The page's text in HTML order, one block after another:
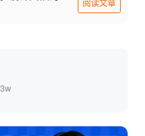
阅读文章